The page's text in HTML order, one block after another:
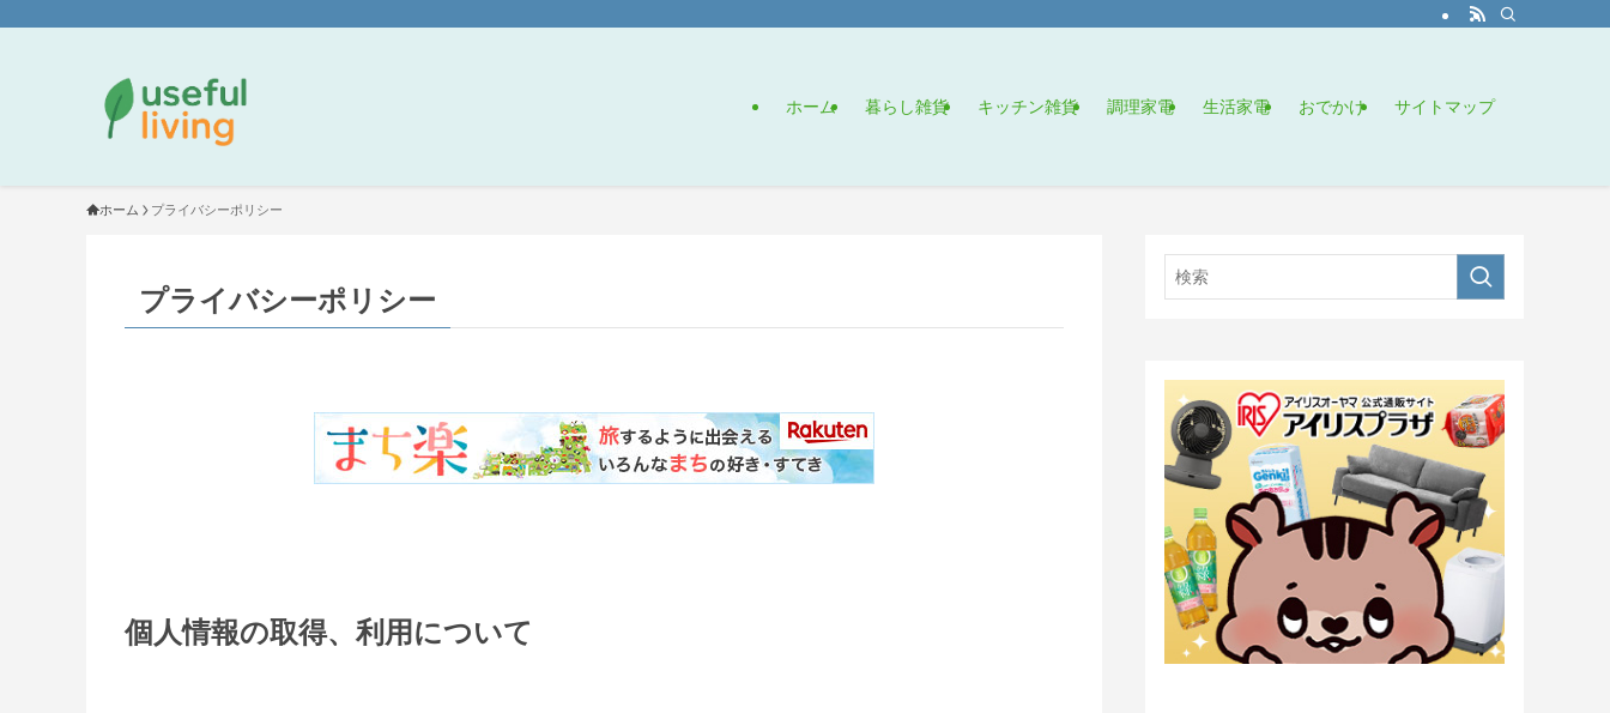
ホーム 暮らし雑貨 キッチン雑貨 調理家電 生活家電 おでかけ サイトマップ
ホーム プライバシーポリシー
プライバシーポリシー
個人情報の取得、利用について